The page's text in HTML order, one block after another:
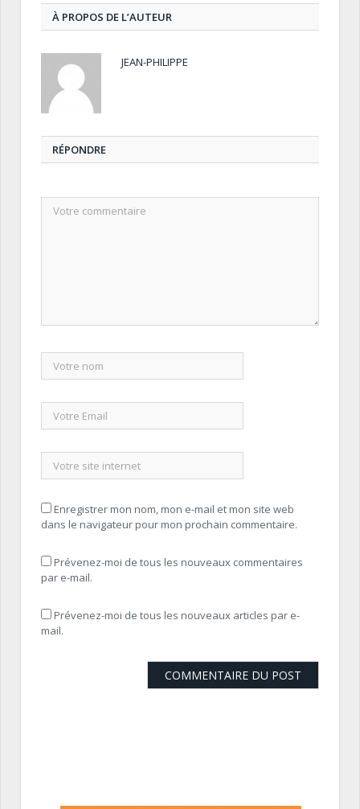
À PROPOS DE L’AUTEUR
JEAN-PHILIPPE
RÉPONDRE
Enregistrer mon nom, mon e-mail et mon site web
dans le navigateur pour mon prochain commentaire.
Prévenez-moi de tous les nouveaux commentaires
par e-mail.
Prévenez-moi de tous les nouveaux articles par e-
mail.